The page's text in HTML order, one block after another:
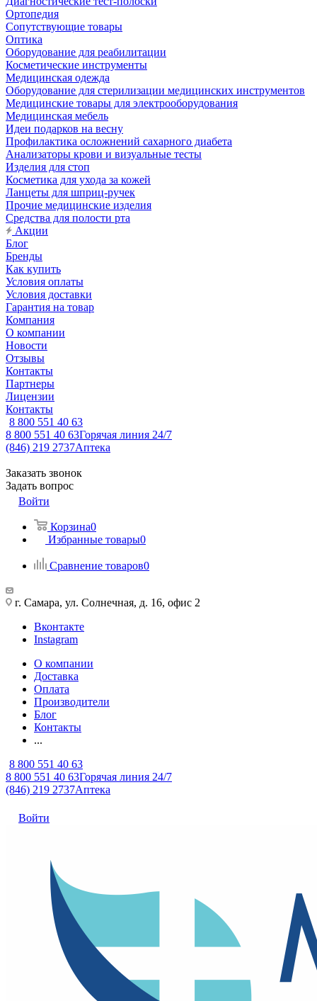
Ортопедия
Сопутствующие товары
Оптика
Оборудование для реабилитации
Косметические инструменты
Медицинская одежда
Оборудование для стерилизации медицинских инструментов
Медицинские товары для электрооборудования
Медицинская мебель
Идеи подарков на весну
Профилактика осложнений сахарного диабета
Анализаторы крови и визуальные тесты
Изделия для стоп
Косметика для ухода за кожей
Ланцеты для шприц-ручек
Прочие медицинские изделия
Средства для полости рта
Акции
Блог
Бренды
Как купить
Условия оплаты
Условия доставки
Гарантия на товар
Компания
О компании
Новости
Отзывы
Контакты
Партнеры
Лицензии
Контакты
8 800 551 40 63
8 800 551 40 63Горячая линия 24/7
(846) 219 2737Аптека
Заказать звонок
Задать вопрос
Войти
Корзина0
Избранные товары0
Сравнение товаров0
г. Самара, ул. Солнечная, д. 16, офис 2
Вконтакте
Instagram
О компании
Доставка
Оплата
Производители
Блог
Контакты
...
8 800 551 40 63
8 800 551 40 63Горячая линия 24/7
(846) 219 2737Аптека
Войти